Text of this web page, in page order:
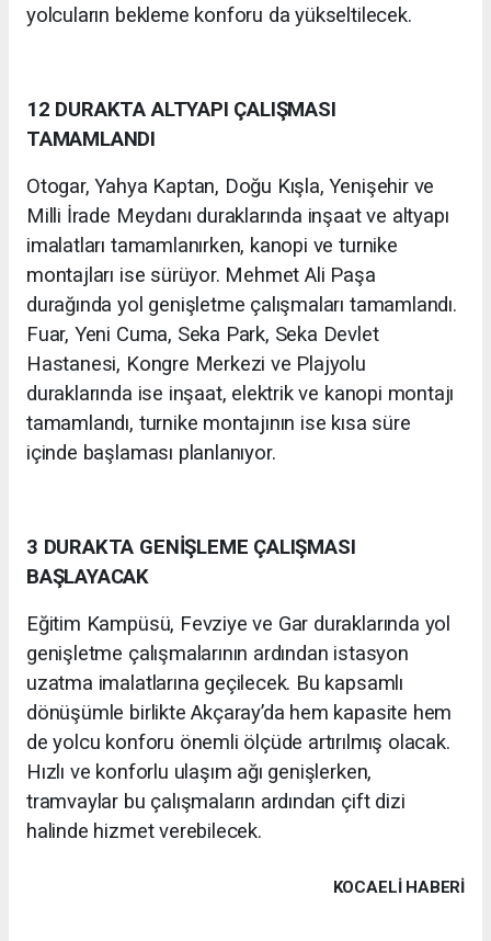
yolcuların bekleme konforu da yükseltilecek.
12 DURAKTA ALTYAPI ÇALIŞMASI
TAMAMLANDI
Otogar, Yahya Kaptan, Doğu Kışla, Yenişehir ve
Milli İrade Meydanı duraklarında inşaat ve altyapı
imalatları tamamlanırken, kanopi ve turnike
montajları ise sürüyor. Mehmet Ali Paşa
durağında yol genişletme çalışmaları tamamlandı.
Fuar, Yeni Cuma, Seka Park, Seka Devlet
Hastanesi, Kongre Merkezi ve Plajyolu
duraklarında ise inşaat, elektrik ve kanopi montajı
tamamlandı, turnike montajının ise kısa süre
içinde başlaması planlanıyor.
3 DURAKTA GENİŞLEME ÇALIŞMASI
BAŞLAYACAK
Eğitim Kampüsü, Fevziye ve Gar duraklarında yol
genişletme çalışmalarının ardından istasyon
uzatma imalatlarına geçilecek. Bu kapsamlı
dönüşümle birlikte Akçaray’da hem kapasite hem
de yolcu konforu önemli ölçüde artırılmış olacak.
Hızlı ve konforlu ulaşım ağı genişlerken,
tramvaylar bu çalışmaların ardından çift dizi
halinde hizmet verebilecek.
KOCAELI HABERİ